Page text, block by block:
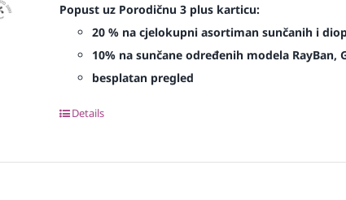
Popust uz Porodičnu 3 plus karticu:
20 % na cjelokupni asortiman sunčanih i
10% na sunčane određenih modela RayBan,
besplatan pregled
Details